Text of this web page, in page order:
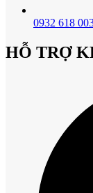
0932 618
HỖ TRỢ